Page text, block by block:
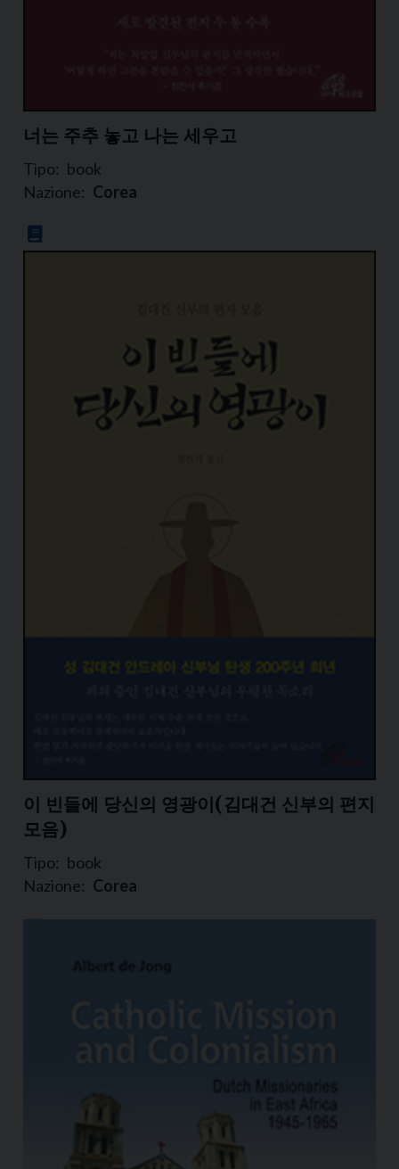
너는 주추 놓고 나는 세우고
Tipo: book
Nazione: Corea
이 빈들에 당신의 영광이(김대건 신부의 편지
모음)
Tipo: book
Nazione: Corea